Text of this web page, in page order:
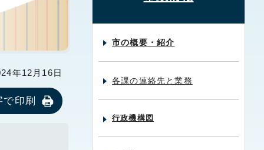
年12月16日
印刷
市の概要・紹介
各課の連絡先と業務
行政機構図